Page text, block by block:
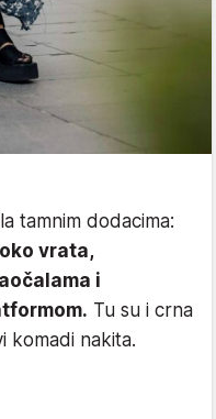
tamnim dodacima:
vrata,
i
Tu su i crna
komadi nakita.